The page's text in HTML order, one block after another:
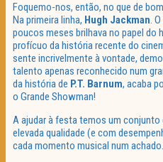
Foquemo-nos, então, no que de
Na primeira linha, Hugh Jackman.
poucos meses brilhava no papel do
profícuo da história recente do
sente incrivelmente à vontade,
talento apenas reconhecido num
da história de P.T. Barnum, acaba
o Grande Showman!
A ajudar à festa temos um
elevada qualidade (e com
cada momento musical num achado.